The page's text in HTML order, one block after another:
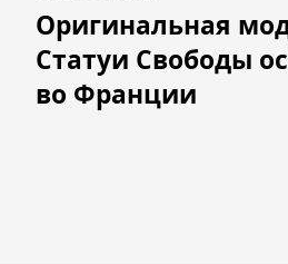
записям
Оригинальная
Статуи Свободы
во Франции